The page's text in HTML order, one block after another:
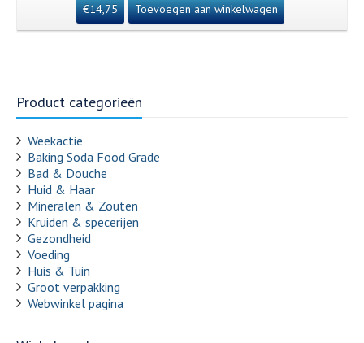
€14,75 Toevoegen aan winkelwagen
Product categorieën
Weekactie
Baking Soda Food Grade
Bad & Douche
Huid & Haar
Mineralen & Zouten
Kruiden & specerijen
Gezondheid
Voeding
Huis & Tuin
Groot verpakking
Webwinkel pagina